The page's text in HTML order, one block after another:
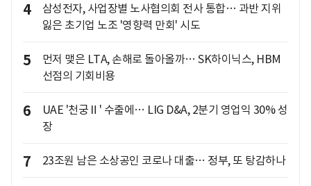
4
삼성전자, 사업장별 노사협의회 전사 통합… 과반 지위
잃은 초기업 노조 '영향력 만회' 시도
5
먼저 맺은 LTA, 손해로 돌아올까… SK하이닉스, HBM
선점의 기회비용
6
UAE '천궁Ⅱ' 수출에… LIG D&A, 2분기 영업익 30% 성
장
7 23조원 남은 소상공인 코로나 대출… 정부, 또 탕감하나